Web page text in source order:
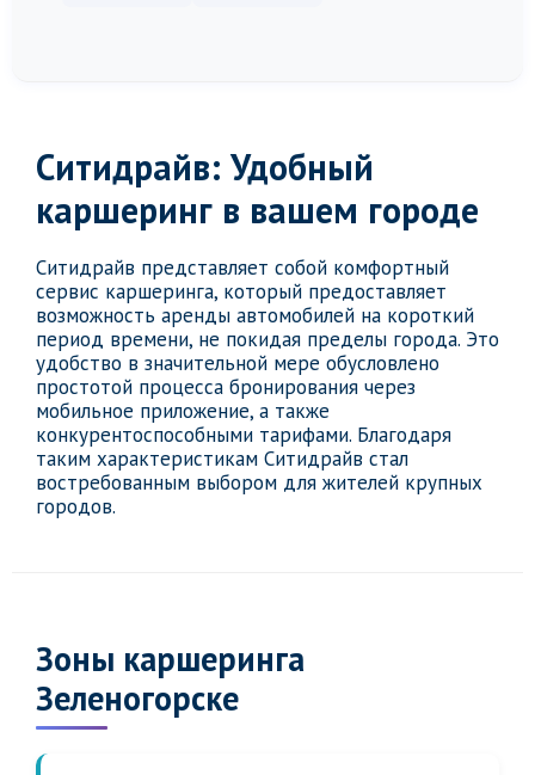
Ситидрайв: Удобный
каршеринг в вашем городе
Ситидрайв представляет собой комфортный
сервис каршеринга, который предоставляет
возможность аренды автомобилей на короткий
период времени, не покидая пределы города. Это
удобство в значительной мере обусловлено
простотой процесса бронирования через
мобильное приложение, а также
конкурентоспособными тарифами. Благодаря
таким характеристикам Ситидрайв стал
востребованным выбором для жителей крупных
городов.
Зоны каршеринга
Зеленогорске